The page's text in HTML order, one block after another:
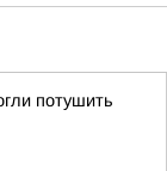
потушить